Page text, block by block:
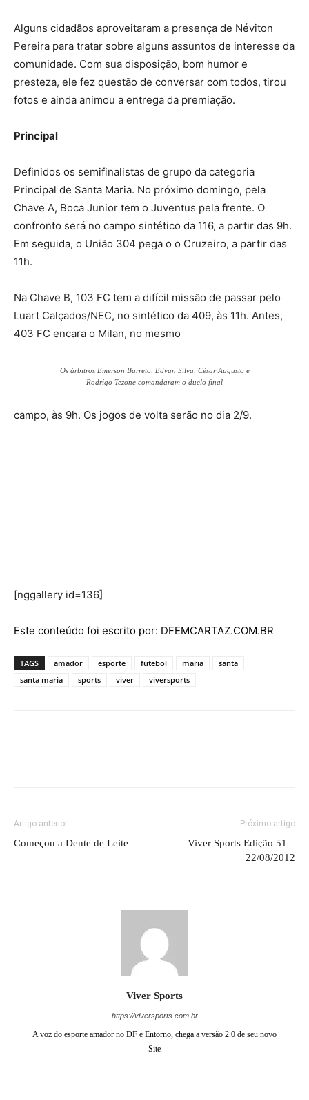
Alguns cidadãos aproveitaram a presença de Néviton
Pereira para tratar sobre alguns assuntos de interesse da
comunidade. Com sua disposição, bom humor e
presteza, ele fez questão de conversar com todos, tirou
fotos e ainda animou a entrega da premiação.
Principal
Definidos os semifinalistas de grupo da categoria
Principal de Santa Maria. No próximo domingo, pela
Chave A, Boca Junior tem o Juventus pela frente. O
confronto será no campo sintético da 116, a partir das 9h.
Em seguida, o União 304 pega o o Cruzeiro, a partir das
11h.
Na Chave B, 103 FC tem a difícil missão de passar pelo
Luart Calçados/NEC, no sintético da 409, às 11h. Antes,
403 FC encara o Milan, no mesmo
Os árbitros Emerson Barreto, Edvan Silva, César Augusto e
Rodrigo Tezone comandaram o duelo final
campo, às 9h. Os jogos de volta serão no dia 2/9.
[nggallery id=136]
Este conteúdo foi escrito por: DFEMCARTAZ.COM.BR
TAGS amador esporte futebol maria
santa
santa maria
sports viver viversports
Artigo anterior
Começou a Dente de Leite
Próximo artigo
Viver Sports Edição 51 –
22/08/2012
Viver Sports
https://viversports.com.br
A voz do esporte amador no DF e Entorno, chega a versão 2.0 de seu novo
Site